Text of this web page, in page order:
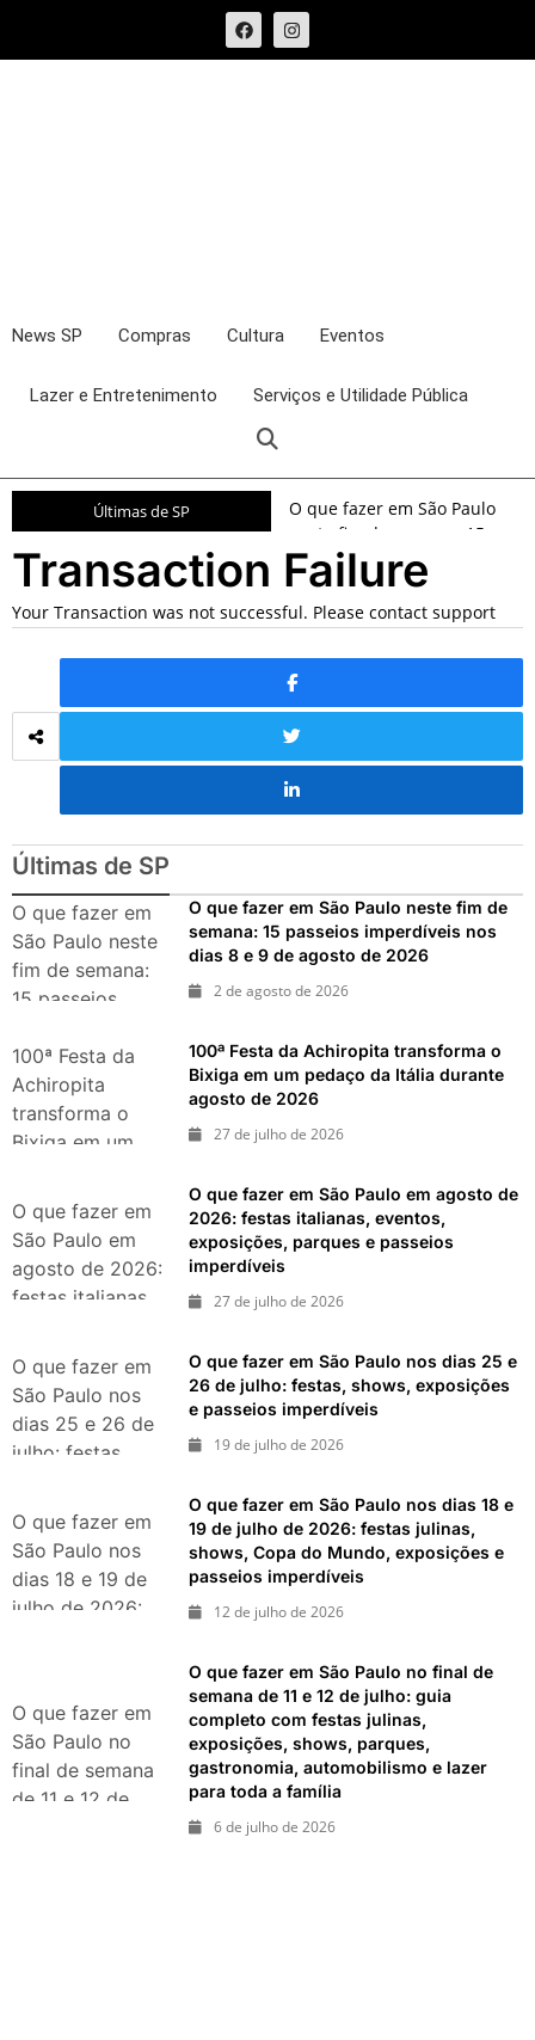
News SP Compras Cultura Eventos
Lazer e Entretenimento Serviços e Utilidade Pública
Últimas de SP
O que fazer em São Paulo
neste fim de semana: 15
passeios imperdíveis nos
dias 8 e 9 de agosto de 2026
100ª Festa da Achiropita
transforma o Bixiga em um
pedaço da Itália durante
agosto de 2026
O que fazer em São Paulo
em agosto de 2026: festas
italianas, eventos,
exposições, parques e
passeios imperdíveis
O que fazer em São Paulo
festas, shows, exposições e
passeios imperdíveis
O que fazer em São Paulo
nos dias 18 e 19 de julho de
2026: festas julinas, shows,
e passeios imperdíveis
O que fazer em São Paulo no
final de semana de 11 e 12
festas julinas, exposições,
gastronomia, automobilismo
e lazer para toda a família
Transaction Failure
Your Transaction was not successful. Please contact support
Últimas de SP
O que fazer em
São Paulo neste
fim de semana:
15 passeios
dias 8 e 9 de
agosto de 2026
O que fazer em São Paulo neste fim de
semana: 15 passeios imperdíveis nos
dias 8 e 9 de agosto de 2026
2 de agosto de 2026
100ª Festa da
Achiropita
transforma o
Bixiga em um
durante agosto
de 2026
100ª Festa da Achiropita transforma o
Bixiga em um pedaço da Itália durante
agosto de 2026
27 de julho de 2026
O que fazer em
São Paulo em
agosto de 2026:
festas italianas,
exposições,
parques e
passeios
imperdíveis
O que fazer em São Paulo em agosto de
2026: festas italianas, eventos,
exposições, parques e passeios
imperdíveis
27 de julho de 2026
O que fazer em
São Paulo nos
dias 25 e 26 de
julho: festas,
exposições e
passeios
imperdíveis
O que fazer em São Paulo nos dias 25 e
26 de julho: festas, shows, exposições
e passeios imperdíveis
19 de julho de 2026
O que fazer em
São Paulo nos
dias 18 e 19 de
julho de 2026:
exposições e
passeios
imperdíveis
O que fazer em São Paulo nos dias 18 e
19 de julho de 2026: festas julinas,
shows, Copa do Mundo, exposições e
passeios imperdíveis
12 de julho de 2026
O que fazer em
São Paulo no
final de semana
de 11 e 12 de
O que fazer em São Paulo no final de
semana de 11 e 12 de julho: guia
completo com festas julinas,
exposições, shows, parques,
gastronomia, automobilismo e lazer
para toda a família
6 de julho de 2026